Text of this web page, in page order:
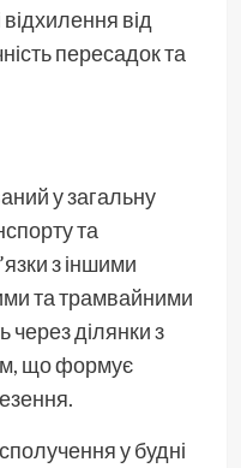
від
пересадок та
у загальну
та
з іншими
та трамвайними
ділянки з
що формує
у будні